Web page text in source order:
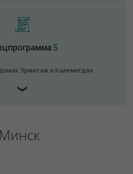
5
Эрмитаж и Калемегдан
❯